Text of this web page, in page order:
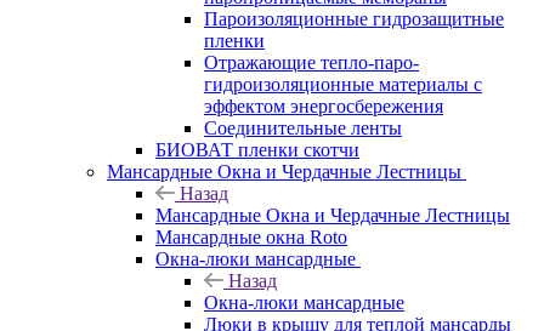
Пароизоляционные гидрозащитные
пленки
Отражающие тепло-паро-
гидроизоляционные материалы с
эффектом энергосбережения
Соединительные ленты
БИОВАТ пленки скотчи
Мансардные Окна и Чердачные Лестницы
Назад
Мансардные Окна и Чердачные Лестницы
Мансардные окна Roto
Окна-люки мансардные
Назад
Окна-люки мансардные
Люки в крышу для теплой мансарды